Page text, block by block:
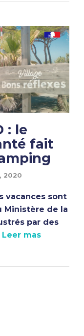
: le
fait
2020
vacances sont
Ministère de la
par des
Leer mas